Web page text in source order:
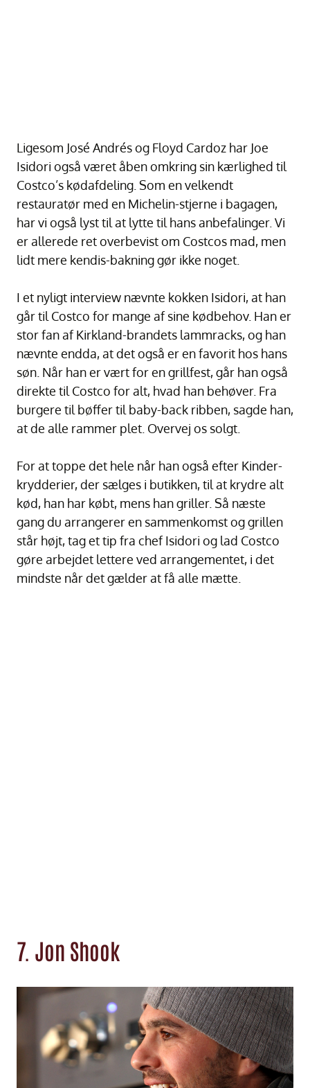
Ligesom José Andrés og Floyd Cardoz har Joe
Isidori også været åben omkring sin kærlighed til
Costco’s kødafdeling. Som en velkendt
restauratør med en Michelin-stjerne i bagagen,
har vi også lyst til at lytte til hans anbefalinger. Vi
er allerede ret overbevist om Costcos mad, men
lidt mere kendis-bakning gør ikke noget.
I et nyligt interview nævnte kokken Isidori, at han
går til Costco for mange af sine kødbehov. Han er
stor fan af Kirkland-brandets lammracks, og han
nævnte endda, at det også er en favorit hos hans
søn. Når han er vært for en grillfest, går han også
direkte til Costco for alt, hvad han behøver. Fra
burgere til bøffer til baby-back ribben, sagde han,
at de alle rammer plet. Overvej os solgt.
For at toppe det hele når han også efter Kinder-
krydderier, der sælges i butikken, til at krydre alt
kød, han har købt, mens han griller. Så næste
gang du arrangerer en sammenkomst og grillen
står højt, tag et tip fra chef Isidori og lad Costco
gøre arbejdet lettere ved arrangementet, i det
mindste når det gælder at få alle mætte.
7. Jon Shook